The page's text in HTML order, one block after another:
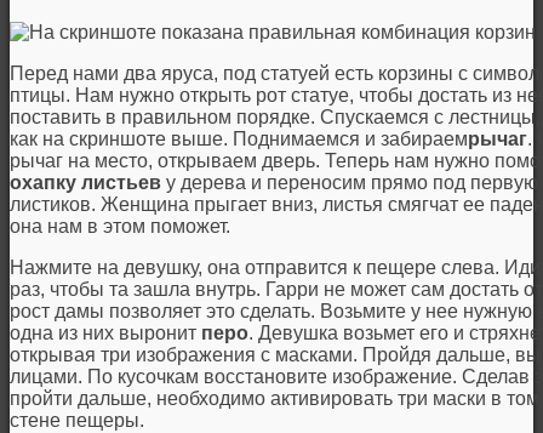
Перед нами два яруса, под статуей есть корзины с
птицы. Нам нужно открыть рот статуе, чтобы достать из
поставить в правильном порядке. Спускаемся с
как на скриншоте выше. Поднимаемся и забираемрычаг.
рычаг на место, открываем дверь. Теперь нам нужно
охапку листьев у дерева и переносим прямо под первую
листиков. Женщина прыгает вниз, листья смягчат ее
она нам в этом поможет.
Нажмите на девушку, она отправится к пещере слева.
раз, чтобы та зашла внутрь. Гарри не может сам достать
рост дамы позволяет это сделать. Возьмите у нее нужную
одна из них выронит перо. Девушка возьмет его и
открывая три изображения с масками. Пройдя дальше,
лицами. По кусочкам восстановите изображение. Сделав
пройти дальше, необходимо активировать три маски в
стене пещеры.